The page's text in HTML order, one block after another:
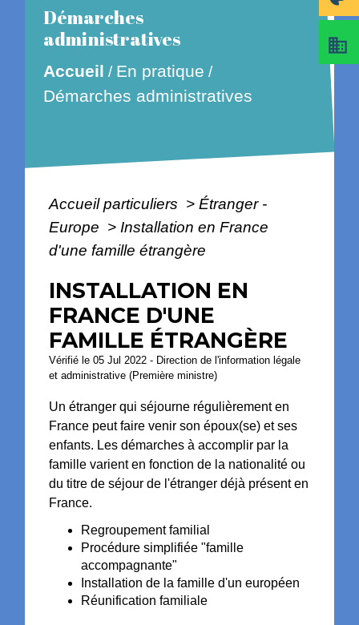
Démarches
administratives
Accueil / En pratique /
Démarches administratives
Accueil particuliers > Étranger -
Europe > Installation en France
d'une famille étrangère
INSTALLATION EN
FRANCE D'UNE
FAMILLE ÉTRANGÈRE
Vérifié le 05 Jul 2022 - Direction de l'information légale
et administrative (Première ministre)
Un étranger qui séjourne régulièrement en
France peut faire venir son époux(se) et ses
enfants. Les démarches à accomplir par la
famille varient en fonction de la nationalité ou
du titre de séjour de l'étranger déjà présent en
France.
Regroupement familial
Procédure simplifiée "famille
accompagnante"
Installation de la famille d'un européen
Réunification familiale
business